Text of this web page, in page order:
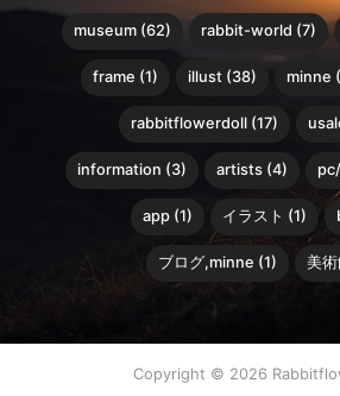
museum (62) rabbit-world (7)
frame (1) illust (38) minne
rabbitflowerdoll (17)
information (3) artists (4)
app (1) イラスト (1)
ブログ,minne (1) 美術
Copyright © 2026